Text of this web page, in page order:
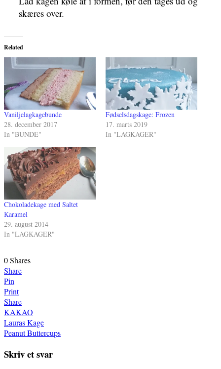
skæres over.
Related
Vaniljelagkagebunde
28. december 2017
In "BUNDE"
Fødselsdagskage: Frozen
17. marts 2019
In "LAGKAGER"
Chokoladekage med Saltet
Karamel
29. august 2014
In "LAGKAGER"
0Shares
Share
Pin
Print
Share
KAKAO
Indlægsnavigation
Lauras Kage
Peanut Buttercups
Skriv et svar